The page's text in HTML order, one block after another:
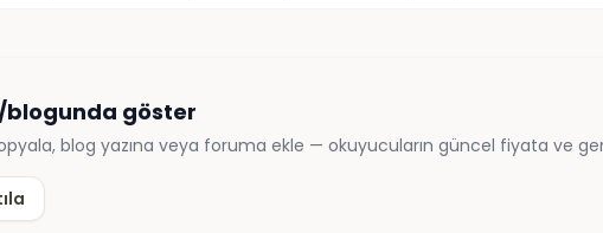
blogunda göster
blog yazına veya foruma ekle — okuyucuların güncel fiyata ve